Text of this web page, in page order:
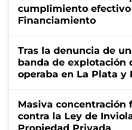
cumplimiento efectivo
Financiamiento
Tras la denuncia de
banda de explotación
operaba en La Plata y
Masiva concentración
contra la Ley de